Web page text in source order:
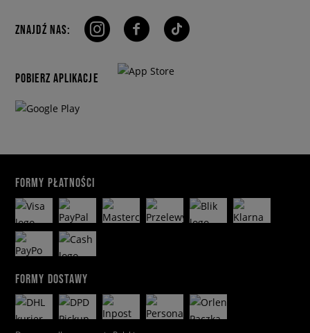
ZNAJDŹ NAS:
POBIERZ APLIKACJE
FORMY PŁATNOŚCI
FORMY DOSTAWY